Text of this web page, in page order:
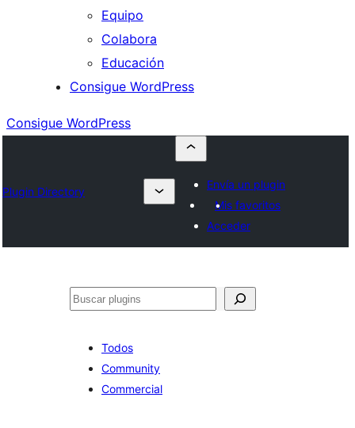
Equipo
Colabora
Educación
Consigue WordPress
Consigue WordPress
Plugin Directory
Envía un plugin
Mis favoritos
Acceder
Buscar
Todos
Community
Commercial